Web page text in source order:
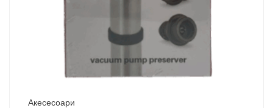
Акесесоари